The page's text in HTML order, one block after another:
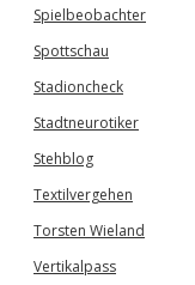
Spielbeobachter
Spottschau
Stadioncheck
Stadtneurotiker
Stehblog
Textilvergehen
Torsten Wieland
Vertikalpass